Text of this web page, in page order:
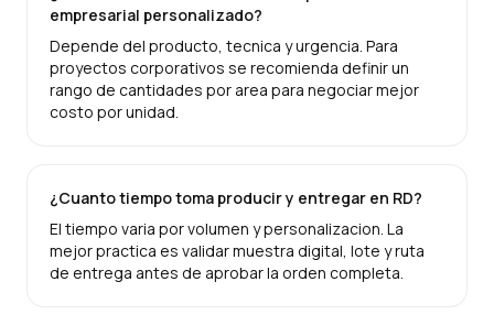
empresarial personalizado?
Depende del producto, tecnica y urgencia. Para
proyectos corporativos se recomienda definir un
rango de cantidades por area para negociar mejor
costo por unidad.
¿Cuanto tiempo toma producir y entregar en RD?
El tiempo varia por volumen y personalizacion. La
mejor practica es validar muestra digital, lote y ruta
de entrega antes de aprobar la orden completa.